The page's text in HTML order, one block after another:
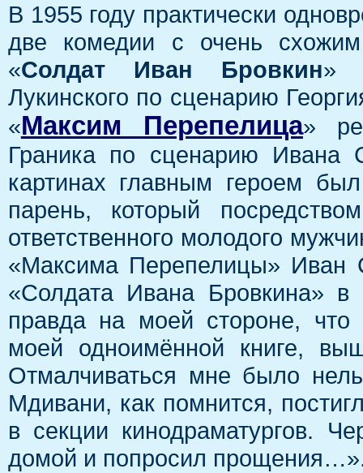
В 1955 году практически
две комедии с очень
«Солдат Иван Бровкин»
Лукинского по сценарию
«Максим Перепелица»
Граника по сценарию Ивана
картинах главным героем
парень, который
ответственного молодого
«Максима Перепелицы» Иван
«Солдата Ивана Бровкина» в
правда на моей стороне,
моей одноимённой книге,
Отмалчиваться мне было
Мдивани, как помнится,
в секции кинодраматургов.
домой и попросил